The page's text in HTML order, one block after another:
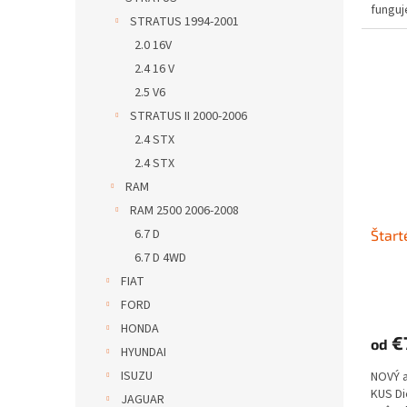
STRATUS 1994-2001
2.0 16V
2.4 16 V
2.5 V6
STRATUS II 2000-2006
2.4 STX
2.4 STX
RAM
RAM 2500 2006-2008
6.7 D
6.7 D 4WD
FIAT
FORD
HONDA
HYUNDAI
ISUZU
JAGUAR
od
NOVÝ
KUS